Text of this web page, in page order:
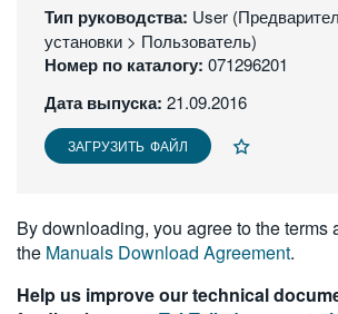
日本語
繁體中文
Тип руководства: User
установки > Пользователь)
Номер по каталогу: 071296201
Дата выпуска: 21.09.2016
ЗАГРУЗИТЬ ФАЙЛ
By downloading, you agree to the terms
the Manuals Download Agreement.
Help us improve our technical